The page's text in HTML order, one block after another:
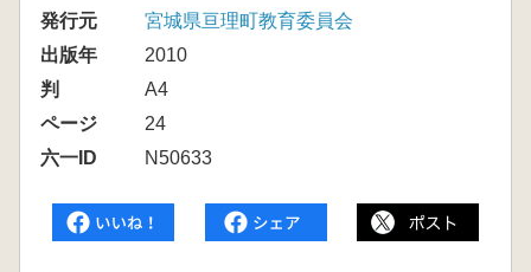
発行元
宮城県亘理町教育委員会
出版年
2010
判
A4
ページ
24
六一ID
N50633